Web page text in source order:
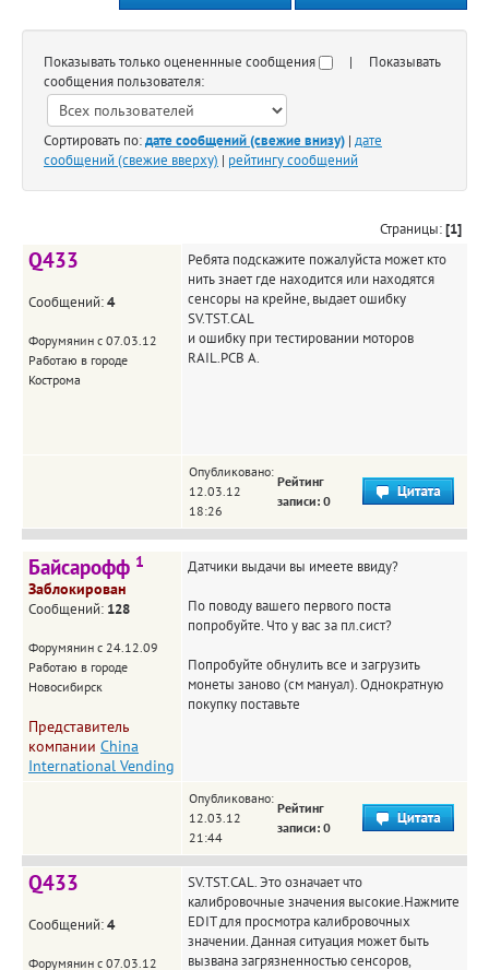
Показывать только оцененнные сообщения
| Показывать
сообщения пользователя:
Сортировать по:дате сообщений (свежие внизу) | дате
сообщений (свежие вверху) | рейтингу сообщений
Страницы:[1]
Q433
Сообщений:4
Форумянин с 07.03.12
Работаю в городе
Кострома
Ребята подскажите пожалуйста может кто
нить знает где находится или находятся
сенсоры на крейне, выдает ошибку
SV.TST.CAL
и ошибку при тестировании моторов
RAIL.PCB A.
Опубликовано:
12.03.12
18:26
Рейтинг
записи: 0
Байсарофф 1
Заблокирован
Сообщений: 128
Форумянин с 24.12.09
Работаю в городе
Новосибирск
Представитель
компании China
International Vending
Датчики выдачи вы имеете ввиду?
По поводу вашего первого поста
попробуйте. Что у вас за пл.сист?
Попробуйте обнулить все и загрузить
монеты заново (см мануал). Однократную
покупку поставьте
Опубликовано:
12.03.12
21:44
Рейтинг
записи: 0
Q433
Сообщений:4
Форумянин с 07.03.12
SV.TST.CAL. Это означает что
калибровочные значения высокие.Нажмите
EDIT для просмотра калибровочных
значении. Данная ситуация может быть
вызвана загрязненностью сенсоров,